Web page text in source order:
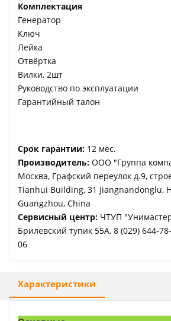
Комплектация
Генератор
Ключ
Лейка
Отвёртка
Вилки, 2шт
Руководство по эксплуатации
Гарантийный талон
Срок гарантии: 12 мес.
Производитель: ООО "Группа
Москва, Графский переулок д.9,
Tianhui Building, 31 Jiangnandonglu,
Guangzhou, China
Сервисный центр: ЧТУП
Брилевский тупик 55А, 8 (029) 644-
06
Характеристики